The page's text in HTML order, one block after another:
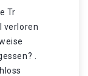
Tr
verloren
.